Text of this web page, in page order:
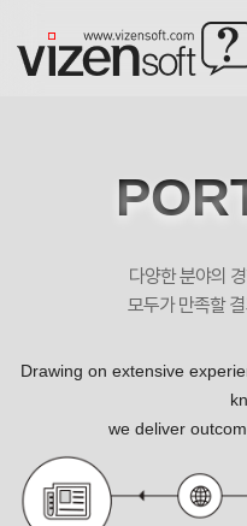
케이탱고 반응형 포트폴리오
다양한 분야의
모두가 만족할
Drawing on extensive
we deliver